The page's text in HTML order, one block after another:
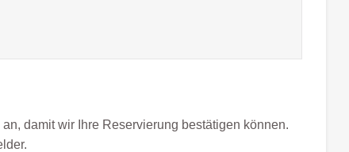
damit wir Ihre Reservierung bestätigen können.